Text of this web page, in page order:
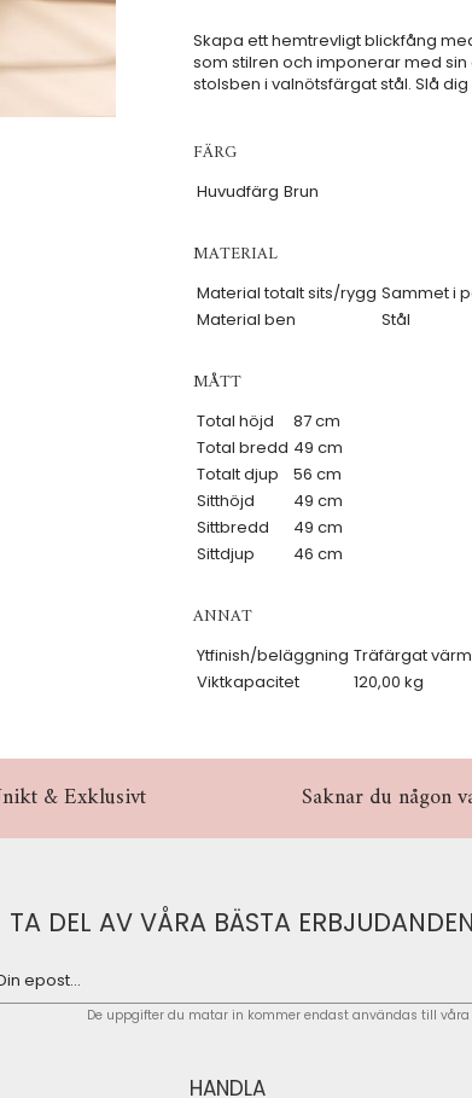
Skapa ett hemtrevligt blickfång
som stilren och imponerar med
stolsben i valnötsfärgat stål. Slå
FÄRG
Huvudfärg Brun
MATERIAL
Material totalt sits/rygg Sammet i
Material ben
Stål
MÅTT
Total höjd
87 cm
Total bredd 49 cm
Totalt djup
56 cm
Sitthöjd
49 cm
Sittbredd
49 cm
Sittdjup
46 cm
ANNAT
Ytfinish/beläggning Träfärgat
Viktkapacitet
120,00 kg
& Exklusivt Saknar du någon
TA DEL AV VÅRA BÄSTA
De uppgifter du matar in kommer endast användas till våra
HANDLA